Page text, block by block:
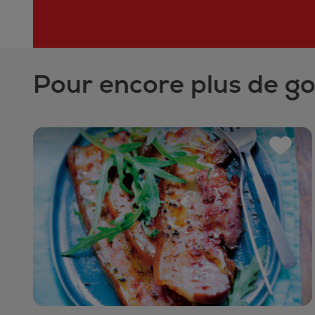
Pour encore plus de